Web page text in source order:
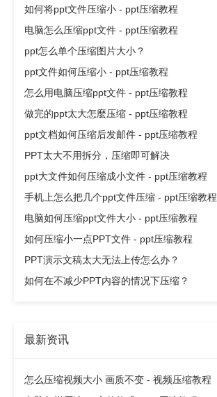
如何将ppt文件压缩小 - ppt压缩教程
电脑怎么压缩ppt文件 - ppt压缩教程
ppt怎么单个压缩图片大小？
ppt文件如何压缩小 - ppt压缩教程
怎么用电脑压缩ppt文件 - ppt压缩教程
做完的ppt太大怎麼压缩 - ppt压缩教程
ppt文档如何压缩后发邮件 - ppt压缩教程
PPT太大不用拆分，压缩即可解决
ppt大文件如何压缩成小文件 - ppt压缩教程
手机上怎么把几个ppt文件压缩 - ppt压缩教程
电脑如何压缩ppt文件大小 - ppt压缩教程
如何压缩小一点PPT文件 - ppt压缩教程
PPT演示文稿太大无法上传怎么办？
如何在不减少PPT内容的情况下压缩？
最新资讯
怎么压缩视频大小 画质不变 - 视频压缩教程